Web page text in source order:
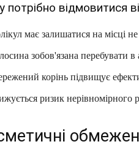
потрібно відмовитися
має залишатися на місці
зобов'язана перебувати в
корінь підвищує
ризик нерівномірного